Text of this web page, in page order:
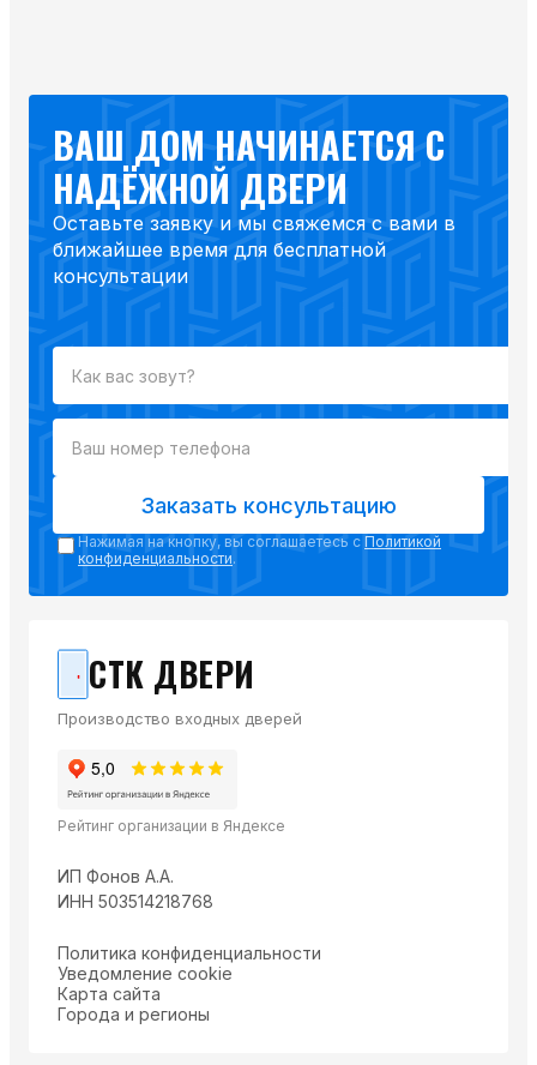
ВАШ ДОМ НАЧИНАЕТСЯ С
НАДЁЖНОЙ ДВЕРИ
Оставьте заявку и мы свяжемся с вами в
ближайшее время для бесплатной
консультации
Заказать консультацию
Нажимая на кнопку, вы соглашаетесь с Политикой
конфиденциальности.
СТК ДВЕРИ
Производство входных дверей
Рейтинг организации в Яндексе
ИП Фонов А.А.
ИНН 503514218768
Политика конфиденциальности
Уведомление cookie
Карта сайта
Города и регионы